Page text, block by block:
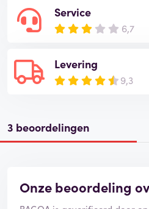
Service
6,7
Levering
9,3
3 beoordelingen
Onze beoordeling